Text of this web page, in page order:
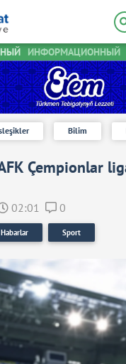
ИНФОРМАЦИОННЫЙ
Bilim
Çempionlar
02:01 0
Habarlar Sport